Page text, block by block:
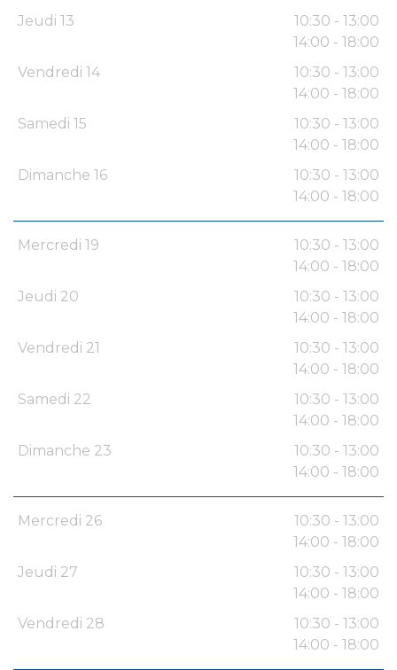
Jeudi 13
10:30 - 13:00
14:00 - 18:00
Vendredi 14
10:30 - 13:00
14:00 - 18:00
Samedi 15
10:30 - 13:00
14:00 - 18:00
Dimanche 16
10:30 - 13:00
14:00 - 18:00
Mercredi 19
10:30 - 13:00
14:00 - 18:00
Jeudi 20
10:30 - 13:00
14:00 - 18:00
Vendredi 21
10:30 - 13:00
14:00 - 18:00
Samedi 22
10:30 - 13:00
14:00 - 18:00
Dimanche 23
10:30 - 13:00
14:00 - 18:00
Mercredi 26
10:30 - 13:00
14:00 - 18:00
Jeudi 27
10:30 - 13:00
14:00 - 18:00
Vendredi 28
10:30 - 13:00
14:00 - 18:00